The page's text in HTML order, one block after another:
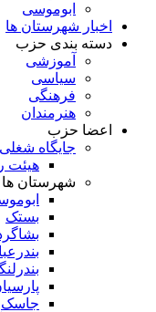
ابوموسی
اخبار شهرستان ها
دسته بندی حزب
آموزشی
سیاسی
فرهنگی
هنرمندان
اعضا حزب
جایگاه شغلی
هیئت
شهرستان ها
بستک
جاسک